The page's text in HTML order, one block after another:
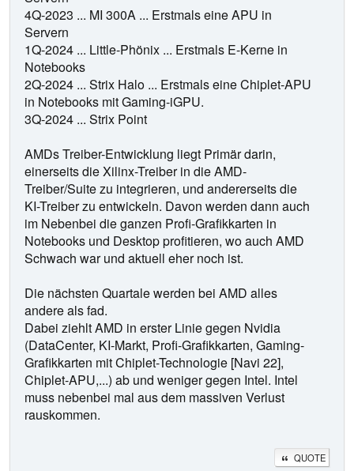
4Q-2023 ... MI 300A ... Erstmals eine APU in
Servern
1Q-2024 ... Little-Phönix ... Erstmals E-Kerne in
Notebooks
2Q-2024 ... Strix Halo ... Erstmals eine Chiplet-APU
in Notebooks mit Gaming-iGPU.
3Q-2024 ... Strix Point
AMDs Treiber-Entwicklung liegt Primär darin,
einerseits die Xilinx-Treiber in die AMD-
Treiber/Suite zu integrieren, und andererseits die
KI-Treiber zu entwickeln. Davon werden dann auch
im Nebenbei die ganzen Profi-Grafikkarten in
Notebooks und Desktop profitieren, wo auch AMD
Schwach war und aktuell eher noch ist.
Die nächsten Quartale werden bei AMD alles
andere als fad.
Dabei ziehlt AMD in erster Linie gegen Nvidia
(DataCenter, KI-Markt, Profi-Grafikkarten, Gaming-
Grafikkarten mit Chiplet-Technologie [Navi 22],
Chiplet-APU,...) ab und weniger gegen Intel. Intel
muss nebenbei mal aus dem massiven Verlust
rauskommen.
QUOTE